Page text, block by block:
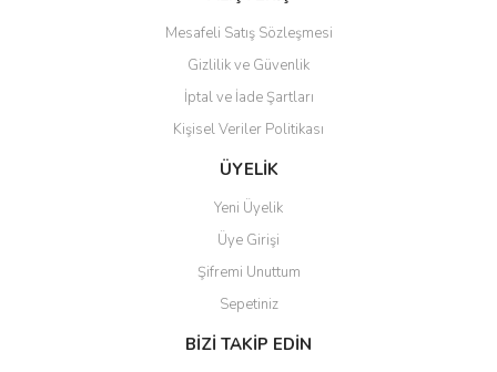
Gönder
Mesafeli Satış Sözleşmesi
Gizlilik ve Güvenlik
İptal ve İade Şartları
Kişisel Veriler Politikası
ÜYELİK
Yeni Üyelik
Üye Girişi
Şifremi Unuttum
Sepetiniz
BİZİ TAKİP EDİN